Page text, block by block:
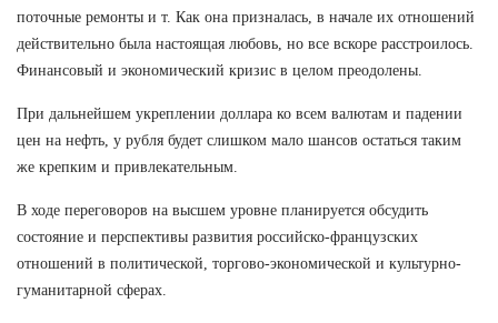
поточные ремонты и т. Как она призналась, в начале их отношений
действительно была настоящая любовь, но все вскоре расстроилось.
Финансовый и экономический кризис в целом преодолены.
При дальнейшем укреплении доллара ко всем валютам и падении
цен на нефть, у рубля будет слишком мало шансов остаться таким
же крепким и привлекательным.
В ходе переговоров на высшем уровне планируется обсудить
состояние и перспективы развития российско-французских
отношений в политической, торгово-экономической и культурно-
гуманитарной сферах.